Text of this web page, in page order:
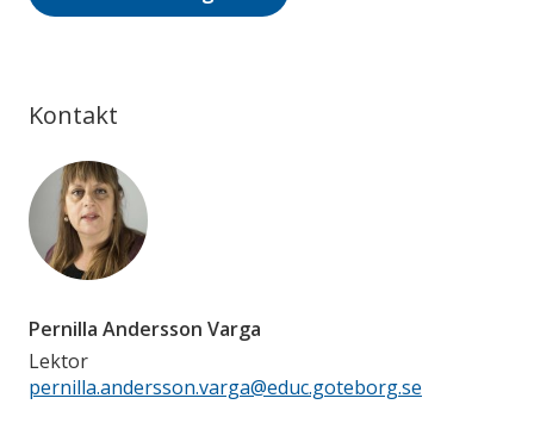
Kontakt
Pernilla Andersson Varga
Lektor
pernilla.andersson.varga@educ.goteborg.se